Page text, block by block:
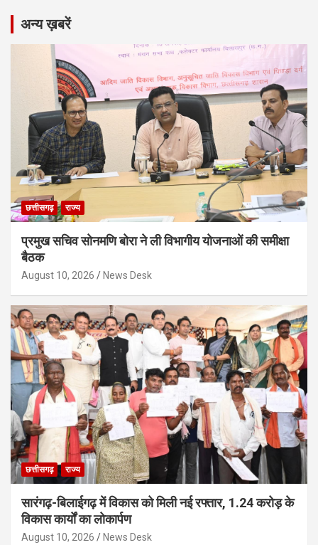
अन्य ख़बरें
छत्तीसगढ़ राज्य
प्रमुख सचिव सोनमणि बोरा ने ली विभागीय योजनाओं की समीक्षा
बैठक
August 10, 2026 News Desk
छत्तीसगढ़ राज्य
सारंगढ़-बिलाईगढ़ में विकास को मिली नई रफ्तार, 1.24 करोड़ के
विकास कार्यों का लोकार्पण
August 10, 2026 News Desk